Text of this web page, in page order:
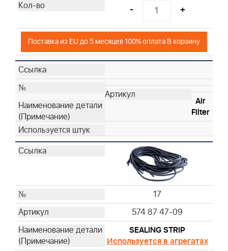
- +
Поставка из EU до 5 месяцев 100% оплата В корзину
Air
Filter
17
574 87 47-09
SEALING STRIP
Используется в агрегатах